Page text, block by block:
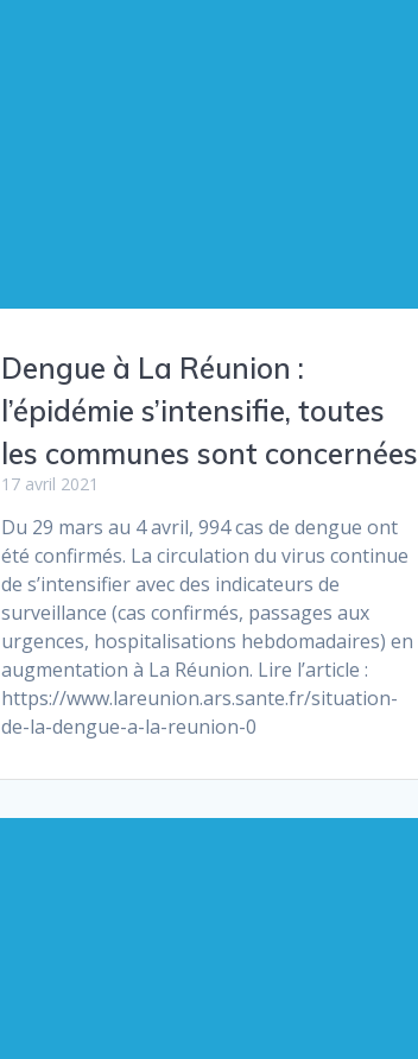
Dengue à La Réunion :
l’épidémie s’intensifie, toutes
les communes sont concernées
17 avril 2021
Du 29 mars au 4 avril, 994 cas de dengue ont
été confirmés. La circulation du virus continue
de s’intensifier avec des indicateurs de
surveillance (cas confirmés, passages aux
urgences, hospitalisations hebdomadaires) en
augmentation à La Réunion. Lire l’article :
https://www.lareunion.ars.sante.fr/situation-
de-la-dengue-a-la-reunion-0